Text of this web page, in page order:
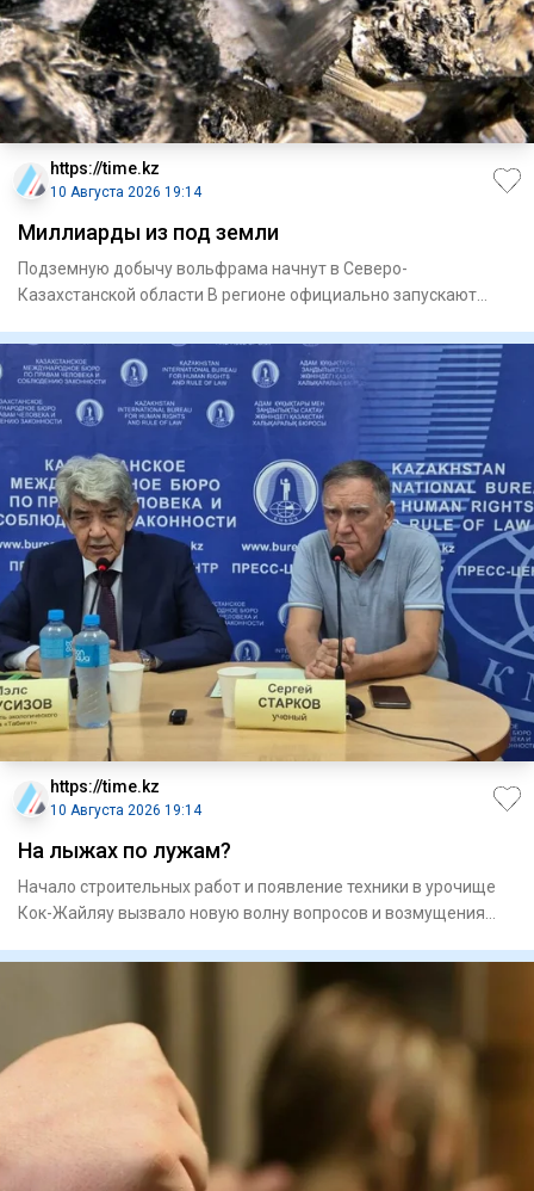
https://time.kz
10 Августа 2026 19:14
Миллиарды из под земли
Подземную добычу вольфрама начнут в Северо-
Казахстанской области В регионе официально запускают
https://time.kz
10 Августа 2026 19:14
На лыжах по лужам?
Начало строительных работ и появление техники в урочище
Кок-Жайляу вызвало новую волну вопросов и возмущения